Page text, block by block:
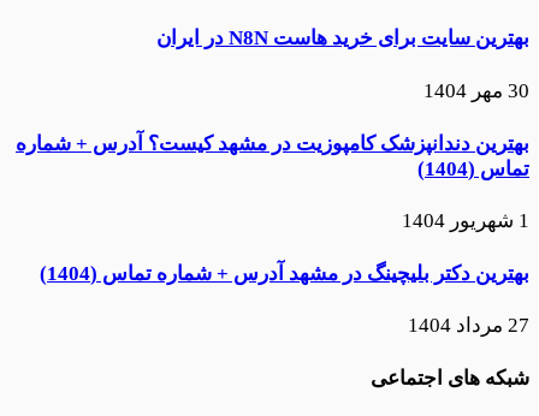
بهترین سایت برای خرید هاست N8N در ایران
30 مهر 1404
بهترین دندانپزشک کامپوزیت در مشهد کیست؟ آدرس + شماره
تماس (1404)
1 شهریور 1404
بهترین دکتر بلیچینگ در مشهد آدرس + شماره تماس (1404)
27 مرداد 1404
شبکه های اجتماعی